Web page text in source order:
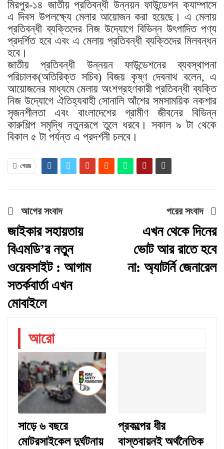
মিরপুর-১৪ জাতীয় প্রতিবন্ধী উন্নয়ন ফাউন্ডেশন ক্যাম্পাসে
এ দিবস উপলক্ষ্যে মেলার আয়োজন করা হয়েছে। এ মেলায়
প্রতিবন্ধী ব্যক্তিদের নিজ উদ্যোগে বিভিন্ন উৎপাদিত পণ্য
প্রদর্শিত হবে এবং এ মেলায় প্রতিবন্ধী ব্যক্তিদের মিলবন্ধন
হবে।
জাতীয় প্রতিবন্ধী উন্নয়ন ফাউন্ডেশনের ব্যবস্থাপনা
পরিচালক(অতিরিক্ত সচিব) বিজয় কৃষ্ণ দেবনাথ বলেন, এ
আয়োজনের মাধ্যমে মেলায় অংশগ্রহণকারী প্রতিবন্ধী ব্যক্তি
নিজ উদ্যোগে ঐতিহ্যবাহী সোনালি আঁশের সমসাময়িক নকশার
সৃজনশীলতা এবং বাংলাদেশের গ্রামীণ জীবনের বিভিন্ন
কারুশিল্প সমৃদ্ধি নতুনরূপে তুলে ধরবে। সকাল ৯ টা থেকে
বিকাল ৫ টা পর্যন্ত এ প্রদর্শনী চলবে।
শেয়ার
আগের সংবাদ
জাইকার সহায়তায়
বিএমডি’র নতুন
ওয়েবসাইট : আগাম
সতর্কবার্তা এখন
মোবাইলে
পরের সংবাদ
এখন থেকে দিনের
ভোট আর রাতে হবে
না: অ্যাটর্নি জেনারেল
আরো
সাড়ে ৬ বছরে
মোটরসাইকেল দুর্ঘটনায়
প্রকল্পের ধীর
বাস্তবায়নই অর্থনৈতিক